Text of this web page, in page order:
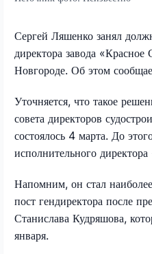
Сергей Ляшенко занял
директора завода
Новгороде. Об этом
Уточняется, что такое
совета директоров
состоялось 4 марта. До
исполнительного
Напомним, он стал
пост гендиректора после
Станислава Кудряшова,
января.